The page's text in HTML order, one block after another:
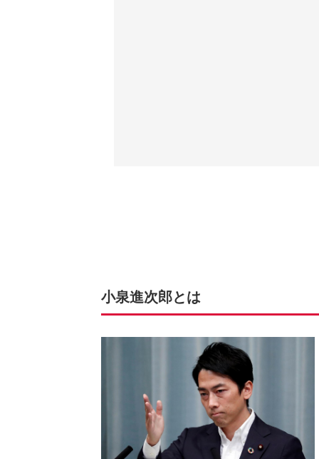
小泉進次郎とは